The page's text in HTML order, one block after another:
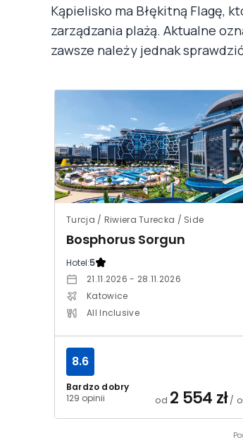
Kąpielisko ma Błękitną Flagę,
zarządzania plażą. Aktualne
zawsze należy jednak
Turcja / Riwiera Turecka / Side
Bosphorus Sorgun
Hotel:5
21.11.2026 - 28.11.2026
Katowice
All Inclusive
Bardzo dobry
129 opinii
8.6
od 2 554 zł/